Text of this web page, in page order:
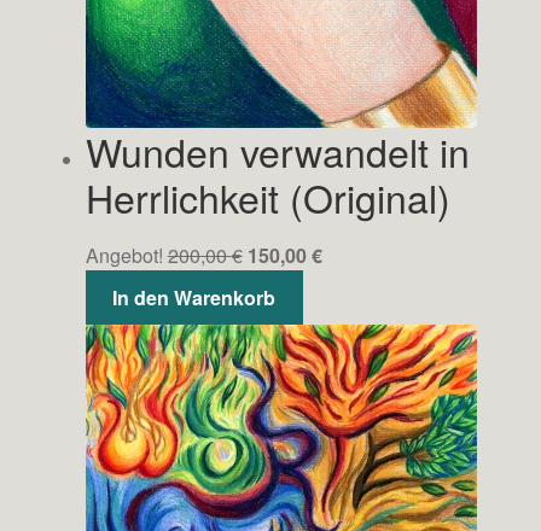
Wunden verwandelt in
Herrlichkeit (Original)
Angebot! 200,00€ Ursprünglicher
Preis
war:
200,00 €
150,00€Aktueller
150,00 €.
In den Warenkorb